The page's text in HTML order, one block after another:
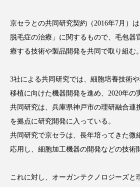
アンチエイジング アンチソリ
インタビュー インナービュー
インナービューティーアワード2025受
ウェアラブルデバイス
ウェルビーイング エイジング
エクソソーム オーガニック
京セラとの共同研究契約（2016年7月）
脱毛症の治療」に関するもので、毛包器
療する技術や製品開発を共同で取り組む。
3社による共同研究では、細胞培養技術
移植に向けた機器開発を進め、2020年の
共同研究は、兵庫県神戸市の理研融合連
を拠点に研究開発に入っている。
共同研究で京セラは、長年培ってきた微
応用し、細胞加工機器の開発などの技術
これに対し、オーガンテクノロジーズと